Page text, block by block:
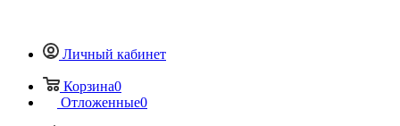
Личный кабинет
Корзина0
Отложенные0